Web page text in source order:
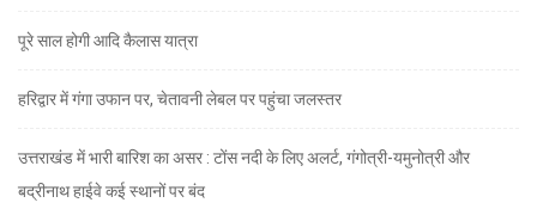
पूरे साल होगी आदि कैलास यात्रा
हरिद्वार में गंगा उफान पर, चेतावनी लेबल पर पहुंचा जलस्तर
उत्तराखंड में भारी बारिश का असर : टोंस नदी के लिए अलर्ट, गंगोत्री-यमुनोत्री और
बद्रीनाथ हाईवे कई स्थानों पर बंद